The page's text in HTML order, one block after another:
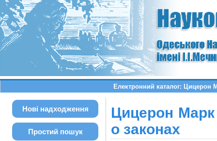
Електронний каталог: Цицерон
Нові надходження
Простий пошук
Цицерон
о законах